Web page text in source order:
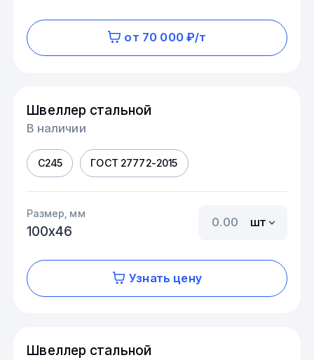
от 70 000 ₽/т
Швеллер стальной
В наличии
С245 ГОСТ 27772-2015
Размер, мм
100х46
шт
Узнать цену
Швеллер стальной